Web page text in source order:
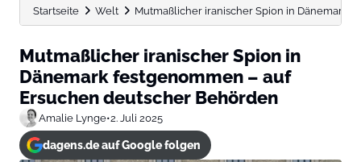
Startseite Welt Mutmaßlicher iranischer Spion in Dänemark
Mutmaßlicher iranischer Spion in
Dänemark festgenommen – auf
Ersuchen deutscher Behörden
Amalie Lynge•2. Juli 2025
dagens.de auf Google folgen